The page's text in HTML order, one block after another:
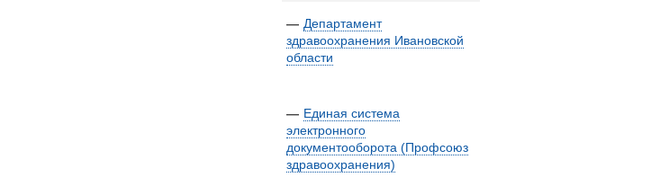
— Департамент
здравоохранения Ивановской
области
— Единая система
электронного
документооборота (Профсоюз
здравоохранения)